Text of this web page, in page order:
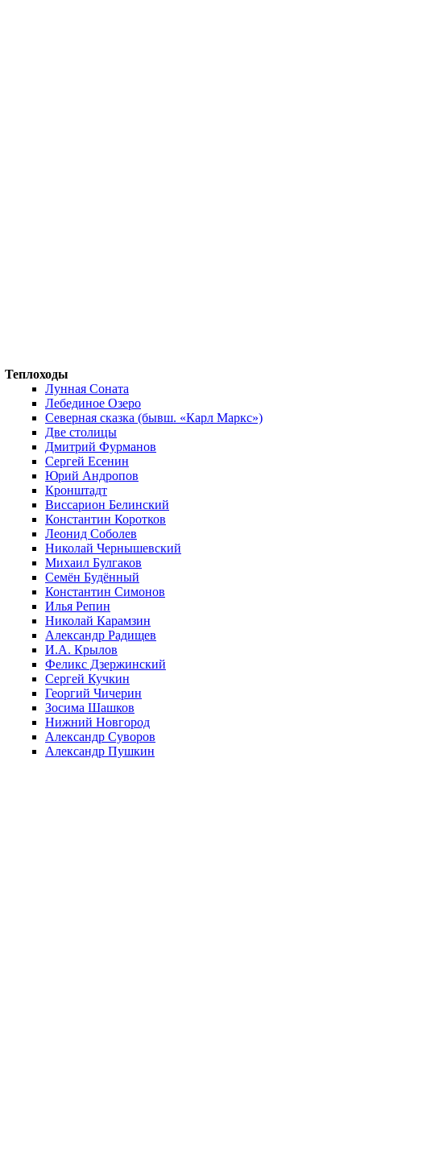
Теплоходы
Лунная Соната
Лебединое Озеро
Северная сказка (бывш. «Карл Маркс»)
Две столицы
Дмитрий Фурманов
Сергей Есенин
Юрий Андропов
Кронштадт
Виссарион Белинский
Константин Коротков
Леонид Соболев
Николай Чернышевский
Михаил Булгаков
Семён Будённый
Константин Симонов
Илья Репин
Николай Карамзин
Александр Радищев
И.А. Крылов
Феликс Дзержинский
Сергей Кучкин
Георгий Чичерин
Зосима Шашков
Нижний Новгород
Александр Суворов
Александр Пушкин